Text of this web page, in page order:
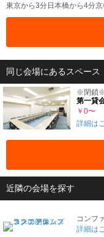
東京から3分日本橋から4分
同じ会場にあるスペース
※閉鎖※
第一貸
￥0〜
詳細は
近隣の会場を探す
詳細は